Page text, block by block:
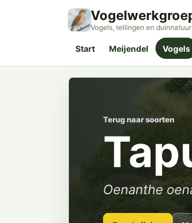
Vogels, tellingen en duinnatuur
Start Meijendel Vogels
Terug naar soorten
Oenanthe